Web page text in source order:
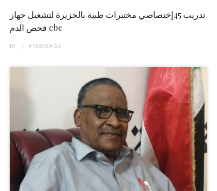
تدريب 45إختصاصي مختبرات طبية بالجزيرة لتشغيل جهاز
فحص الدم cbc
BY 4 YEARSAGO